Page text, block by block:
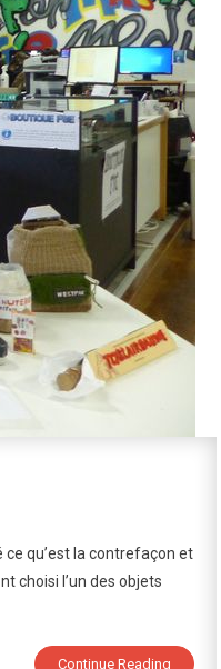
ce qu’est la contrefaçon et
choisi l’un des objets
Continue Reading